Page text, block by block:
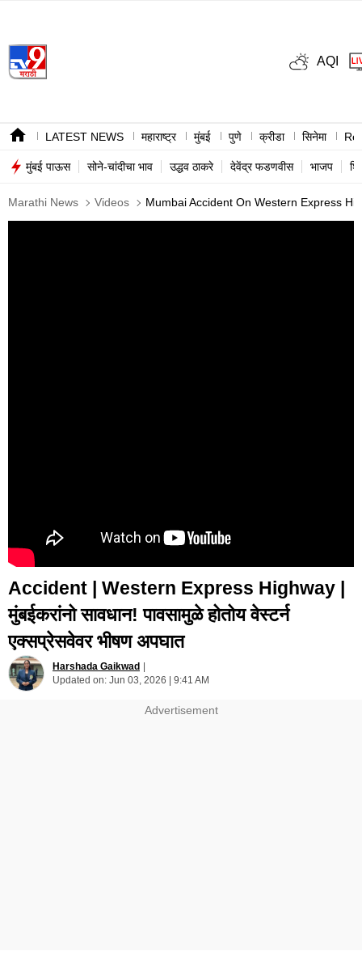
AQI
LATEST NEWS महाराष्ट्र मुंबई पुणे क्रीडा सिनेमा
मुंबई पाऊस सोने-चांदीचा भाव उद्धव ठाकरे देवेंद्र फडणवीस भाजप
Marathi News Videos Mumbai Accident On Western Express
Accident | Western Express Highway |
मुंबईकरांनो सावधान! पावसामुळे होतोय वेस्टर्न
एक्सप्रेसवेवर भीषण अपघात
Harshada Gaikwad |
Updated on: Jun 03, 2026 | 9:41 AM